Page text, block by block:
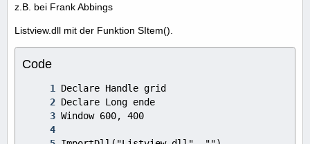
z.B. bei Frank Abbings
Listview.dll mit der Funktion SItem().
Code